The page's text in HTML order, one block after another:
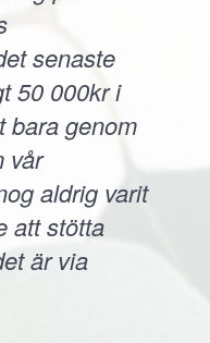
senaste
50 000kr i
bara genom
vår
aldrig varit
att stötta
är via